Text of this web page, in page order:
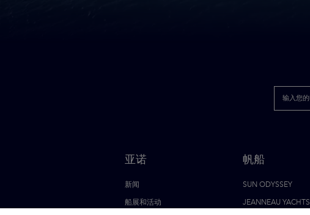
亚诺
新闻
船展和活动
帆船
SUN ODYSSEY
JEANNEAU YACHTS